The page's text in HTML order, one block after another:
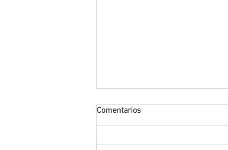
Comentarios